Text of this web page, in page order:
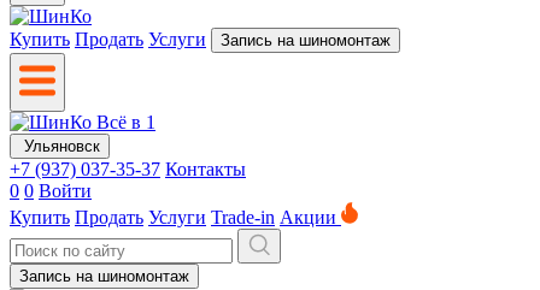
Купить Продать Услуги Запись на шиномонтаж
Ульяновск
+7 (937) 037-35-37 Контакты
0 0 Войти
Купить Продать Услуги Trade-in Акции
Запись на шиномонтаж